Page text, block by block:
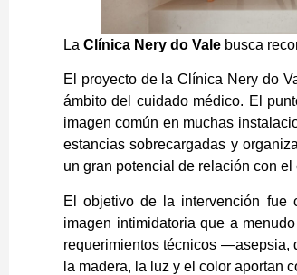
La Clínica Nery do Vale busca
El proyecto de la Clínica Nery do
ámbito del cuidado médico. El
imagen común en muchas
estancias sobrecargadas y
un gran potencial de relación con
El objetivo de la intervención fue
imagen intimidatoria que a
requerimientos técnicos —asepsia,
la madera, la luz y el color aportan